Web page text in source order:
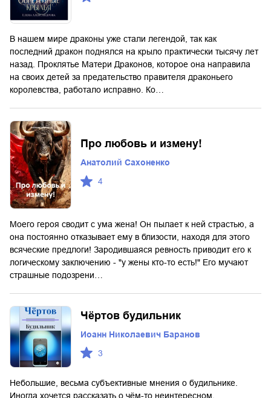
В нашем мире драконы уже стали легендой, так как
последний дракон поднялся на крыло практически тысячу лет
назад. Проклятье Матери Драконов, которое она направила
на своих детей за предательство правителя драконьего
королевства, работало исправно. Ко…
Про любовь и измену!
Анатолий Сахоненко
4
Моего героя сводит с ума жена! Он пылает к ней страстью, а
она постоянно отказывает ему в близости, находя для этого
всяческие предлоги! Зародившаяся ревность приводит его к
логическому заключению - "у жены кто-то есть!" Его мучают
страшные подозрени…
Чёртов будильник
Иоанн Николаевич Баранов
3
Небольшие, весьма субъективные мнения о будильнике.
Иногда хочется рассказать о чём-то неинтересном.